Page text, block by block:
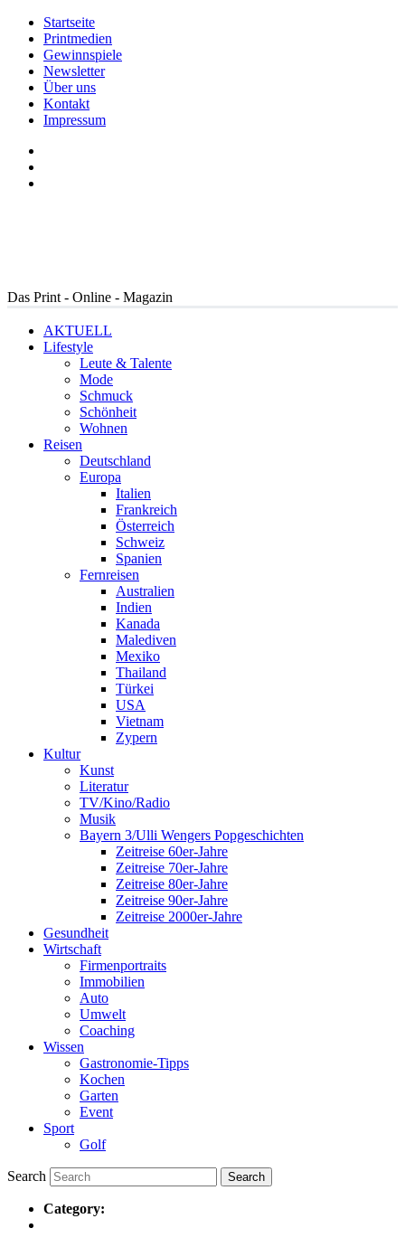
Startseite
Printmedien
Gewinnspiele
Newsletter
Über uns
Kontakt
Impressum
Das Print - Online - Magazin
AKTUELL
Lifestyle
Leute & Talente
Mode
Schmuck
Schönheit
Wohnen
Reisen
Deutschland
Europa
Italien
Frankreich
Österreich
Schweiz
Spanien
Fernreisen
Australien
Indien
Kanada
Malediven
Mexiko
Thailand
Türkei
USA
Vietnam
Zypern
Kultur
Kunst
Literatur
TV/Kino/Radio
Musik
Bayern 3/Ulli Wengers Popgeschichten
Zeitreise 60er-Jahre
Zeitreise 70er-Jahre
Zeitreise 80er-Jahre
Zeitreise 90er-Jahre
Zeitreise 2000er-Jahre
Gesundheit
Wirtschaft
Firmenportraits
Immobilien
Auto
Umwelt
Coaching
Wissen
Gastronomie-Tipps
Kochen
Garten
Event
Sport
Golf
Search
Category: